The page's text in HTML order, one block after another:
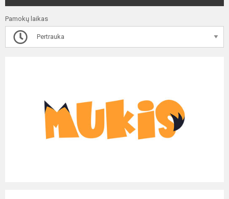
Pamokų laikas
Pertrauka